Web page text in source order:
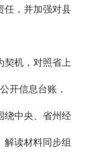
任，并加强对县
契机，对照省上
开信息台账，
绕中央、省州经
解读材料同步组